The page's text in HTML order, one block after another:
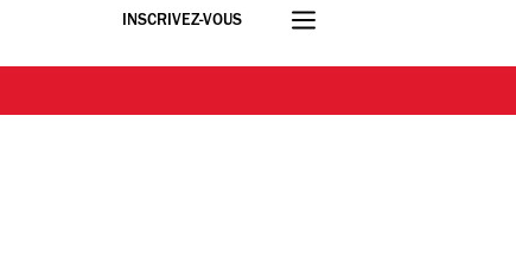
INSCRIVEZ-VOUS